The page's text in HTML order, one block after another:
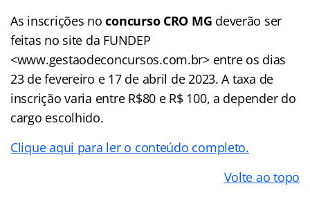
As inscrições noconcurso CRO MG deverão ser
feitas no site da FUNDEP
<www.gestaodeconcursos.com.br> entre os dias
23 de fevereiro e 17 de abril de 2023. A taxa de
inscrição varia entre R$80 e R$ 100, a depender do
cargo escolhido.
Clique aqui para ler o conteúdo completo.
Volte ao topo